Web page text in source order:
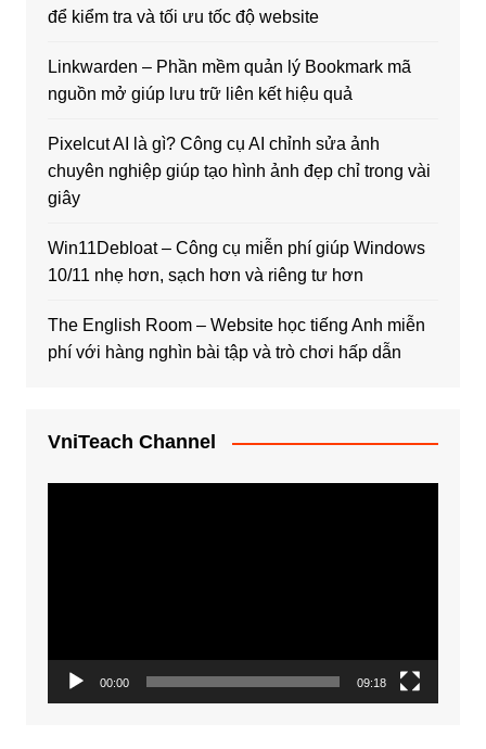
để kiểm tra và tối ưu tốc độ website
Linkwarden – Phần mềm quản lý Bookmark mã
nguồn mở giúp lưu trữ liên kết hiệu quả
Pixelcut AI là gì? Công cụ AI chỉnh sửa ảnh
chuyên nghiệp giúp tạo hình ảnh đẹp chỉ trong vài
giây
Win11Debloat – Công cụ miễn phí giúp Windows
10/11 nhẹ hơn, sạch hơn và riêng tư hơn
The English Room – Website học tiếng Anh miễn
phí với hàng nghìn bài tập và trò chơi hấp dẫn
VniTeach Channel
00:00 09:18